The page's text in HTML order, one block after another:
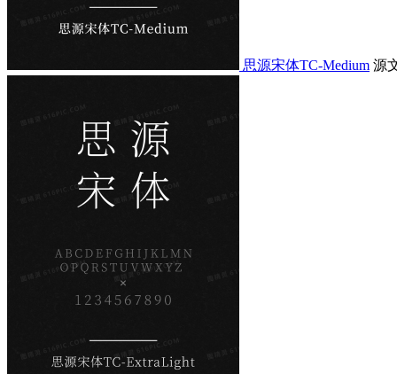
思源宋体TC-Medium 源